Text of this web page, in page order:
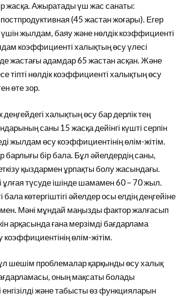
жасқа. Ажыратады үш жас санаты:
(45 жастан жоғары). Егер
жылдам, баяу және нөлдік коэффициенті
коэффициенті халықтың өсу үлесі
жастағы адамдар 65 жастан асқан. Және
тіпті нөлдік коэффициенті халықтың өсу
өте зор.
халықтың өсу бар дерлік тең
саны 15 жасқа дейінгі күшті серпін
жылдам өсу коэффициентінің өлім-жітім.
бір бала. Бұл әйелдердің саны,
қыздармен ұрпақты болу жасындағы.
түсуде ішінде шамамен 60 – 70 жыл.
көтергіштігі әйелдер осы елдің деңгейіне
Мәні мұндай маңызды фактор жалғасып
арқасында ғана мерзімді бағдарлама
өлім-жітім.
шешім проблемалар қарқынды өсу халық
оның мақсаты болады
және табысты өз функцияларын